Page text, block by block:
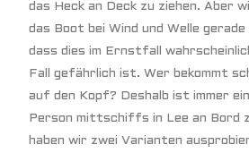
das Heck an Deck zu ziehen. Aber
das Boot bei Wind und Welle
dass dies im Ernstfall
Fall gefährlich ist. Wer bekommt
auf den Kopf? Deshalb ist immer
Person mittschiffs in Lee an Bord
haben wir zwei Varianten